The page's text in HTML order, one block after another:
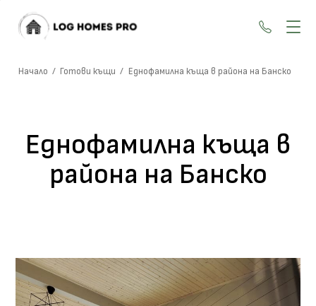
Начало / Готови къщи / Еднофамилна къща в района на Банско
+359
Еднофамилна къща в
района на Банско